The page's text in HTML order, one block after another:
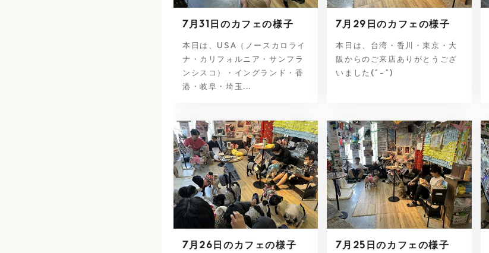
7月31日のカフェの様子
本日は、USA（ノースカロライ
ナ・カリフォルニア・サンフラ
ンシスコ）・イングランド・香
港・岐阜・埼玉...
7月29日のカフェの様子
本日は、台湾・香川・東京・大
阪からのご来店ありがとうござ
いました(^-^)
7月26日のカフェの様子 7月25日のカフェの様子